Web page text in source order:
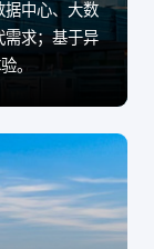
据中心、大数
需求；基于异
。